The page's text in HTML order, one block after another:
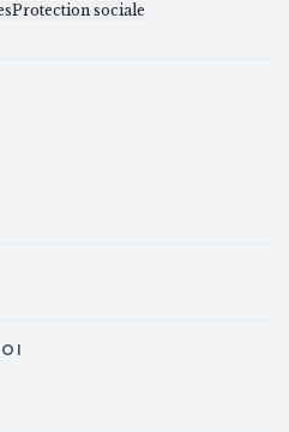
Protection sociale